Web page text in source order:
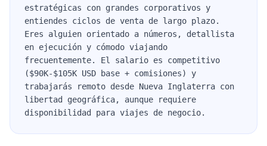
estratégicas con grandes corporativos y
entiendes ciclos de venta de largo plazo.
Eres alguien orientado a números, detallista
en ejecución y cómodo viajando
frecuentemente. El salario es competitivo
($90K-$105K USD base + comisiones) y
trabajarás remoto desde Nueva Inglaterra con
libertad geográfica, aunque requiere
disponibilidad para viajes de negocio.